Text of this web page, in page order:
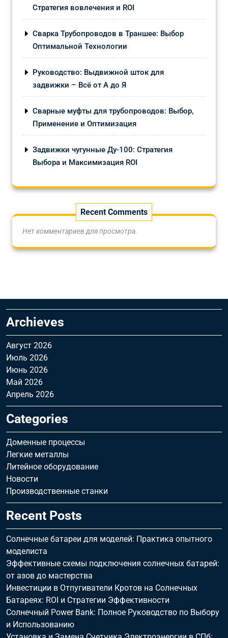
Стратегия вовлечения и ROI
Сварка Трубопроводов в Траншее: Выбор
Оптимальной Технологии
Руководство: Выдвижной шток для
задвижки – Всё от А до Я
Сварные муфты для трубопроводов: Выбор,
Применение и Оптимизация
Задвижки чугунные Ду-100: Стратегия
Выбора и Максимизация ROI
Recent Comments
Нет комментариев для просмотра.
Archieves
Август 2026
Июль 2026
Июнь 2026
Май 2026
Апрель 2026
Categories
Доменные процессы
Легкие металлы
Литейное оборудование
Новости
Производственные станки
Recent Posts
Солнечные батареи для моделей: Практика опытного
моделиста
Эффективные схемы подключения солнечных батарей:
от азов до мастерства
Инвестиции в Отпугиватели Кротов на Солнечных
Батареях: ROI и Стратегии Эффективности
Солнечный Power Bank: Полное Руководство по Выбору
и Использованию